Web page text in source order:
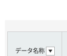
データ名称